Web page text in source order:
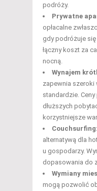
podróży.
Prywatne
opłacalne
gdy podróżuje
łączny koszt za
nocną.
Wynajem
zapewnia szeroki
standardzie.
dłuższych
korzystniejsze
Couchsurfing:
alternatywą dla
u gospodarzy.
dopasowania do
Wymiany
mogą pozwolić